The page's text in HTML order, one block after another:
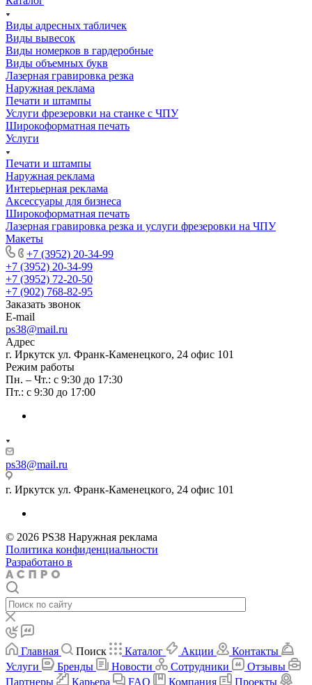
Виды адресных табличек
Виды вывесок
Виды номерков в гардеробные
Виды объемных букв
Лазерная гравировка резка
Наружная реклама
Печати и штампы
Услуги фрезеровки на станке с ЧПУ
Широкоформатная печать
Услуги
Печати и штампы
Наружная реклама
Интерьерная реклама
Аксессуары для бизнеса
Широкоформатная печать
Лазерная гравировка резка и услуги фрезеровки на ЧПУ
Макеты
+7 (3952) 20-34-99
+7 (3952) 20-34-99
+7 (3952) 72-20-50
+7 (902) 768-82-95
Заказать звонок
E-mail
ps38@mail.ru
Адрес
г. Иркутск ул. Франк-Каменецкого, 24 офис 101
Режим работы
Пн. – Чт.: с 9:30 до 17:30
Пт.: с 9:30 до 17:00
ps38@mail.ru
г. Иркутск ул. Франк-Каменецкого, 24 офис 101
© 2026 PS38 Наружная реклама
Политика конфиденциальности
Разработано в
Главная Поиск Каталог Акции
Контакты
Услуги
Бренды Новости Сотрудники
Отзывы
Партнеры
Карьера FAQ Компания Проекты